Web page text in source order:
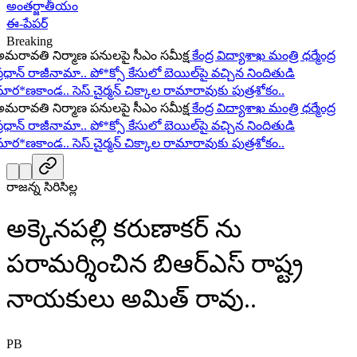
అంతర్జాతీయం
ఈ-పేపర్
Breaking
నిర్మాణ పనులపై సీఎం సమీక్ష కేంద్ర విద్యాశాఖ మంత్రి ధర్మేంద్ర
రాజీనామా.. పో*క్సో కేసులో బెయిల్‌పై వచ్చిన నిందితుడి
సెస్ చైర్మన్ చిక్కాల రామారావుకు పుత్రశోకం..
నిర్మాణ పనులపై సీఎం సమీక్ష కేంద్ర విద్యాశాఖ మంత్రి ధర్మేంద్ర
రాజీనామా.. పో*క్సో కేసులో బెయిల్‌పై వచ్చిన నిందితుడి
సెస్ చైర్మన్ చిక్కాల రామారావుకు పుత్రశోకం..
రాజన్న సిరిసిల్ల
అక్కెనపల్లి కరుణాకర్ ను
పరామర్శించిన బిఆర్ఎస్ రాష్ట్ర
నాయకులు అమిత్ రావు..
PB